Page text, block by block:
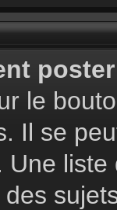
le
Il se
Une